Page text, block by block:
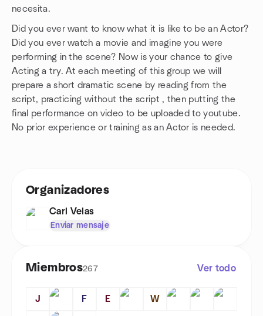
necesita.
Did you ever want to know what it is like to be an Actor?
Did you ever watch a movie and imagine you were
performing in the scene? Now is your chance to give
Acting a try. At each meeting of this group we will
prepare a short dramatic scene by reading from the
script, practicing without the script , then putting the
final performance on video to be uploaded to youtube.
No prior experience or training as an Actor is needed.
Organizadores
Carl Velas
Enviar mensaje
Miembros267 Ver todo
J F E W